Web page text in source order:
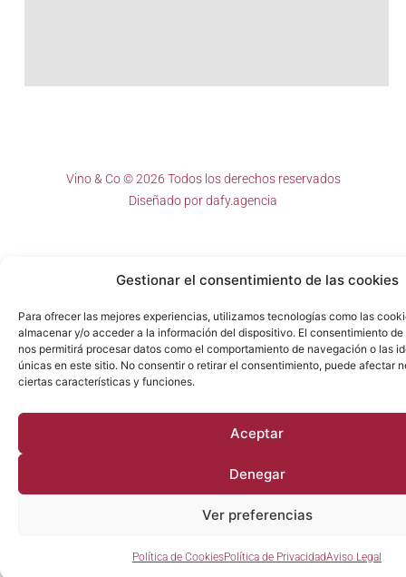
Gestionar el consentimiento de las cookies
Para ofrecer las mejores experiencias, utilizamos tecnologías como las
almacenar y/o acceder a la información del dispositivo. El consentimiento
nos permitirá procesar datos como el comportamiento de navegación o las
únicas en este sitio. No consentir o retirar el consentimiento, puede afectar
ciertas características y funciones.
Aceptar
Denegar
Ver preferencias
Política de CookiesPolítica de PrivacidadAviso Legal
Vino & Co © 2026 Todos los derechos reservados
Diseñado pordafy.agencia